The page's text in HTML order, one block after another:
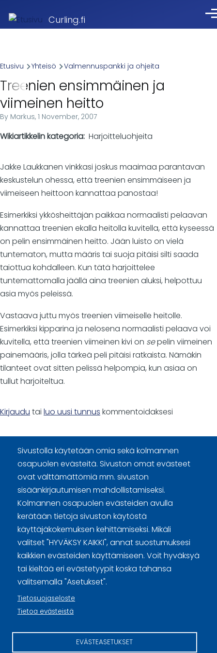
Curling.fi
Breadcrumb
Etusivu Yhteisö Valmennuspankki ja ohjeita
Treenien ensimmäinen ja
viimeinen heitto
By Markus, 1 November, 2007
Wikiartikkelin kategoria Harjoitteluohjeita
Jakke Laukkanen vinkkasi joskus maaimaa parantavan
keskustelun ohessa, että treenien ensimmäiseen ja
viimeiseen heittoon kannattaa panostaa!
Esimerkiksi ykkösheittäjän paikkaa normaalisti pelaavan
kannattaa treenien ekalla heitolla kuvitella, että kyseessä
on pelin ensimmäinen heitto. Jään luisto on vielä
tuntematon, mutta määris tai suoja pitäisi silti saada
taiottua kohdalleen. Kun tätä harjoittelee
tuntemattomalla jäällä aina treenien aluksi, helpottuu
asia myös peleissä.
Vastaava juttu myös treenien viimeiselle heitolle.
Esimerkiksi kipparina ja nelosena normaalisti pelaava voi
kuvitella, että treenien viimeinen kivi on sepelin viimeinen
painemääris, jolla tärkeä peli pitäisi ratkaista. Nämäkin
tilanteet ovat sitten pelissä helpompia, kun asiaa on
tullut harjoiteltua.
Kirjaudu tai luo uusi tunnus kommentoidaksesi
Kommentit
Sivustolla käytetään omia sekä kolmannen
osapuolen evästeitä. Sivuston omat evästeet
ovat välttämättömiä mm. sivuston
sisäänkirjautumisen mahdollistamiseksi.
Kolmannen osapuolen evästeiden avulla
kerätään tietoja sivuston käytöstä
käyttäjäkokemuksen kehittämiseksi. Mikäli
valitset "HYVÄKSY KAIKKI", annat suostumuksesi
kaikkien evästeiden käyttämiseen. Voit hyväksyä
tai kieltää eri evästetyypit koska tahansa
valitsemalla "Asetukset".
Tietosuojaseloste
Tietoa evästeistä
EVÄSTEASETUKSET
Curling Finland
Curling.fi
Curling Finland
Sivuston käyttöehdot ja sisällön käyttöoikeudet